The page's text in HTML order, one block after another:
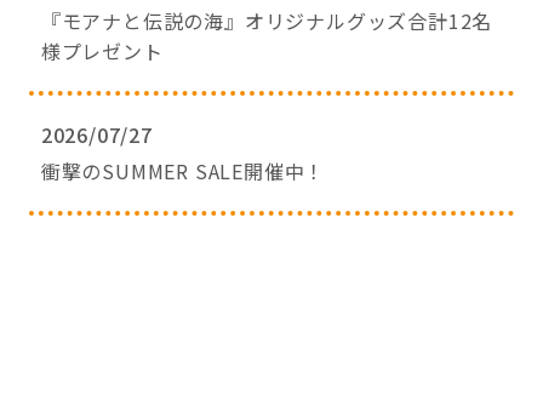
『モアナと伝説の海』オリジナルグッズ合計12名
様プレゼント
2026/07/27
衝撃のSUMMER SALE開催中！